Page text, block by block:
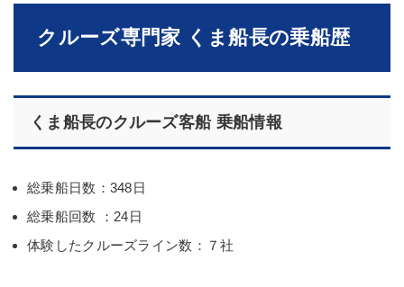
クルーズ専門家 くま船長の乗船歴
くま船長のクルーズ客船乗船情報
総乗船日数：348日
総乗船回数 ：24日
体験したクルーズライン数：７社